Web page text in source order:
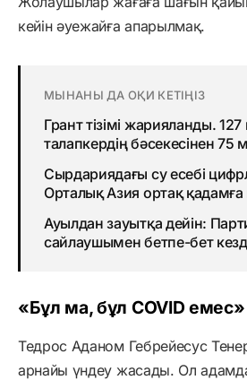
кейін әуежайға апарылмақ.
МЫНАНЫ ДА ОҚИ КЕТІҢІЗ
Грант тізімі жарияланды.
талапкердің бәсекесінен 75
Сырдариядағы су есебі
Орталық Азия ортақ қадамға
Ауылдан зауытқа дейін:
сайлаушымен бетпе-бет
«Бұл ма, бұл COVID емес»
Тедрос Аданом Гебрейесус
арнайы үндеу жасады. Ол